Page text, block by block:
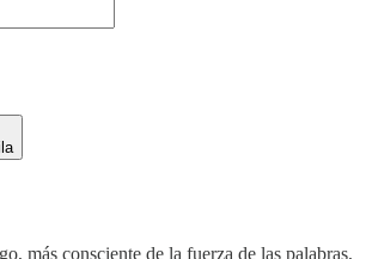
más consciente de la fuerza de las palabras,